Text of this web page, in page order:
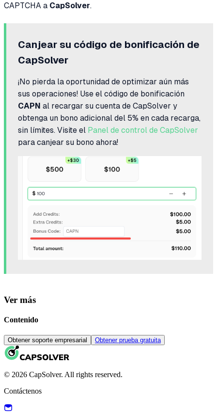
CAPTCHA a CapSolver.
Canjear su código de bonificación de
CapSolver
¡No pierda la oportunidad de optimizar aún más
sus operaciones! Use el código de bonificación
CAPN al recargar su cuenta de CapSolver y
obtenga un bono adicional del 5% en cada recarga,
sin límites. Visite el Panel de control de CapSolver
para canjear su bono ahora!
Ver más
Contenido
Obtener soporte empresarial Obtener prueba gratuita
© 2026 CapSolver. All rights reserved.
Contáctenos